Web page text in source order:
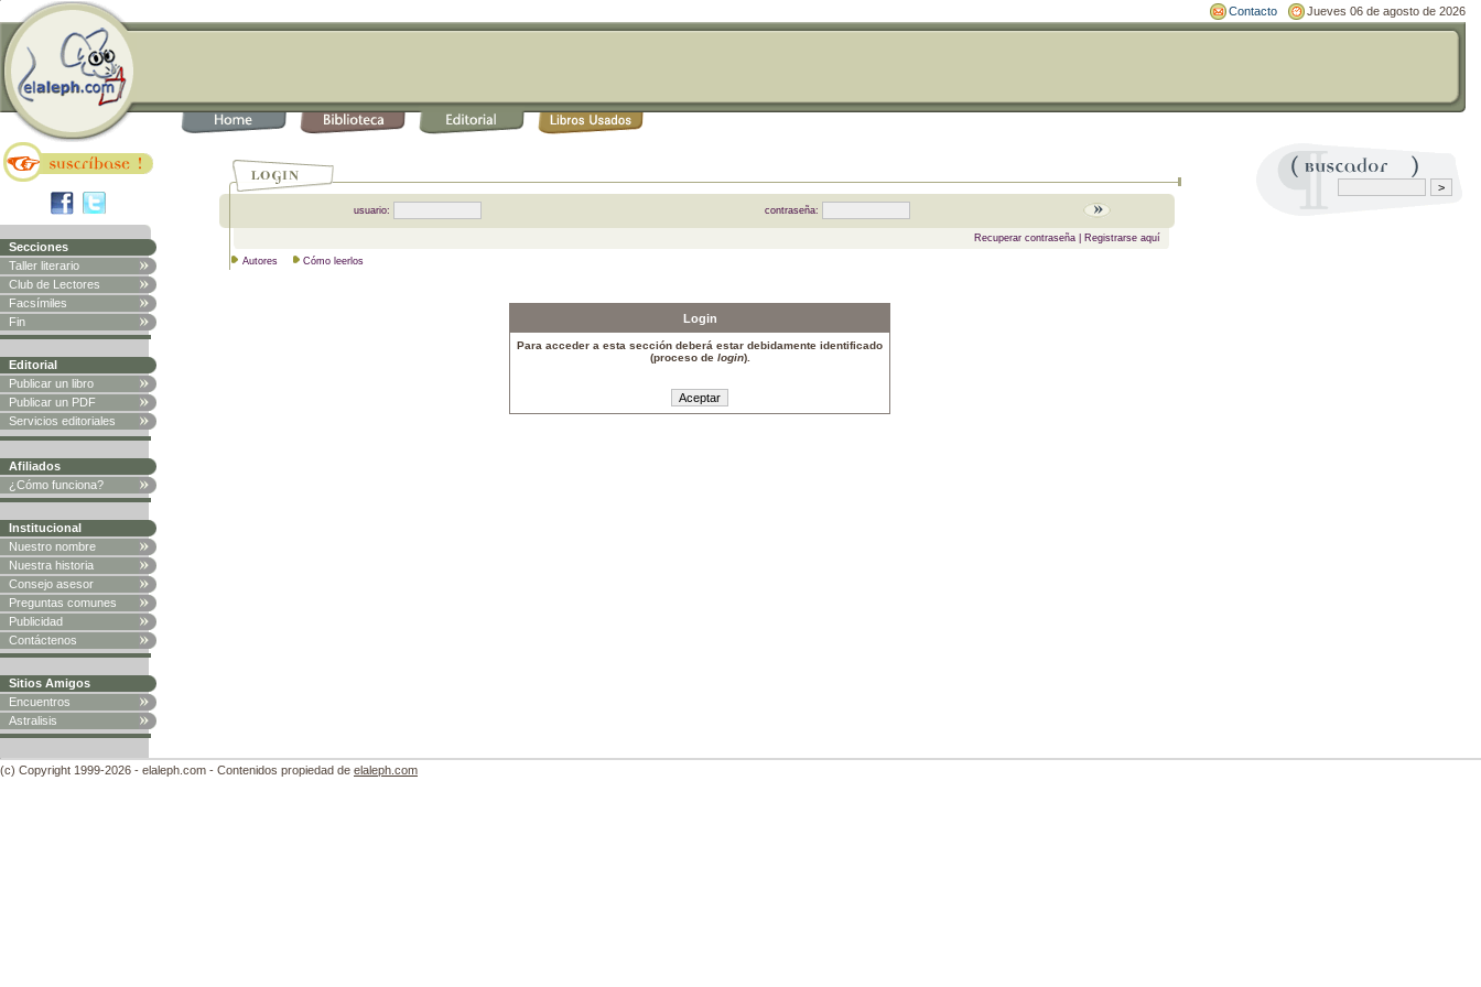
Contacto Jueves 06 de agosto de 2026
Secciones
Taller literario
Club de Lectores
Facsímiles
Fin
Editorial
Publicar un libro
Publicar un PDF
Servicios editoriales
Afiliados
¿Cómo funciona?
Institucional
Nuestro nombre
Nuestra historia
Consejo asesor
Preguntas comunes
Publicidad
Contáctenos
Sitios Amigos
Encuentros
Astralisis
usuario: contraseña:
Recuperar contraseña| Registrarse aquí
Autores Cómo leerlos
Login
Para acceder a esta sección deberá estar debidamente identificado
(proceso de login).
(c) Copyright 1999-2026 - elaleph.com - Contenidos propiedad de elaleph.com